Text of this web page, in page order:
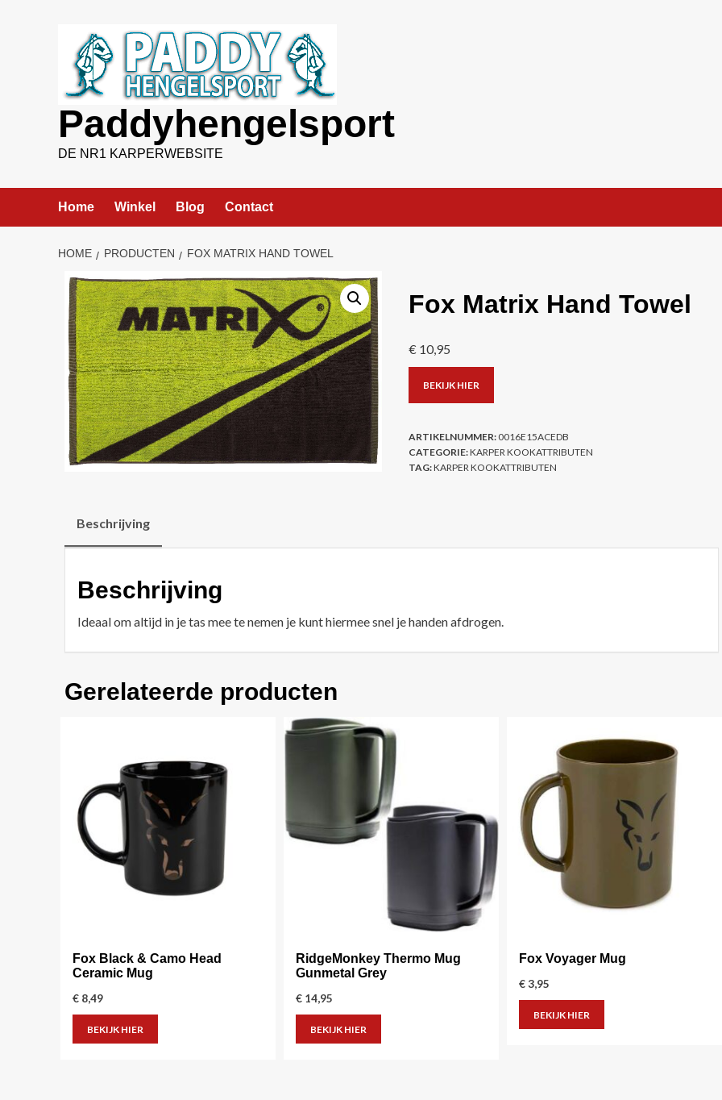
Paddyhengelsport
DE NR1 KARPERWEBSITE
Home Winkel Blog Contact
HOME PRODUCTEN FOX MATRIX HAND TOWEL
Fox Matrix Hand Towel
€10,95
BEKIJK HIER
ARTIKELNUMMER: 0016E15ACEDB
CATEGORIE:KARPER KOOKATTRIBUTEN
TAG:KARPER KOOKATTRIBUTEN
Beschrijving
Beschrijving
Ideaal om altijd in je tas mee te nemen je kunt hiermee snel je handen afdrogen.
Gerelateerde producten
Fox Black & Camo Head
Ceramic Mug
€8,49
BEKIJK HIER
RidgeMonkey Thermo Mug
Gunmetal Grey
€14,95
BEKIJK HIER
Fox Voyager Mug
€3,95
BEKIJK HIER